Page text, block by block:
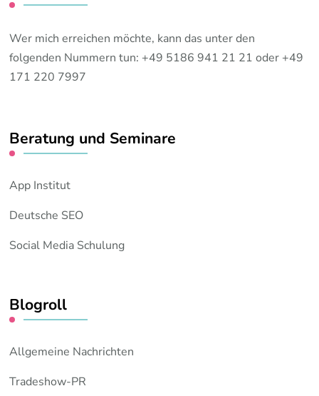
Wer mich erreichen möchte, kann das unter den
folgenden Nummern tun: +49 5186 941 21 21 oder +49
171 220 7997
Beratung und Seminare
App Institut
Deutsche SEO
Social Media Schulung
Blogroll
Allgemeine Nachrichten
Tradeshow-PR